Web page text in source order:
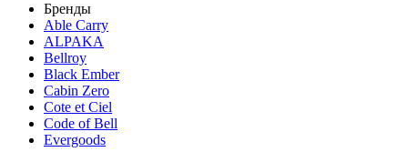
Бренды
Able Carry
ALPAKA
Bellroy
Black Ember
Cabin Zero
Cote et Ciel
Code of Bell
Evergoods